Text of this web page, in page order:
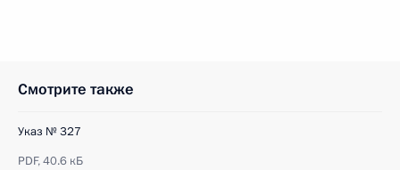
Смотрите также
Указ № 327
PDF,40.6 кБ